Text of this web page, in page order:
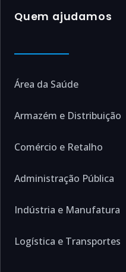
Quem ajudamos
Área da Saúde
Armazém e Distribuição
Comércio e Retalho
Administração Pública
Indústria e Manufatura
Logística e Transportes